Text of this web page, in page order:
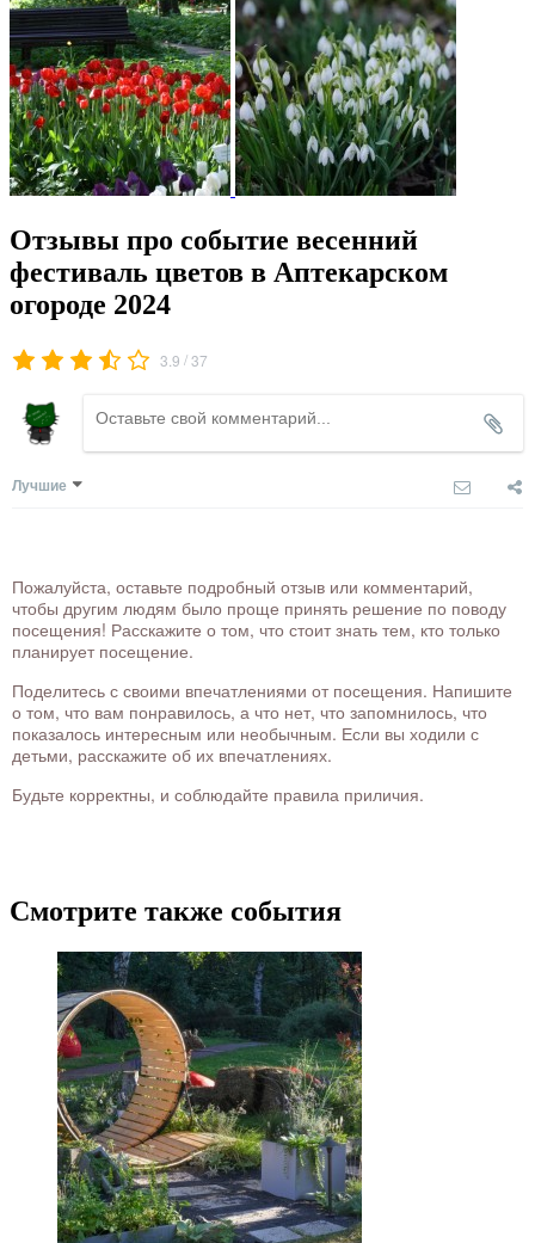
Отзывы про событие весенний
фестиваль цветов в Аптекарском
огороде 2024
3.9 /37
Лучшие
Пожалуйста, оставьте подробный отзыв или комментарий,
чтобы другим людям было проще принять решение по поводу
посещения! Расскажите о том, что стоит знать тем, кто только
планирует посещение.
Поделитесь с своими впечатлениями от посещения. Напишите
о том, что вам понравилось, а что нет, что запомнилось, что
показалось интересным или необычным. Если вы ходили с
детьми, расскажите об их впечатлениях.
Будьте корректны, и соблюдайте правила приличия.
Смотрите также события